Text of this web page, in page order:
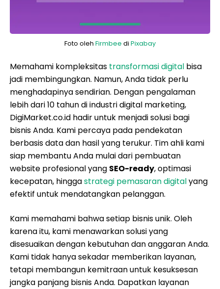
Foto oleh Firmbee di Pixabay
Memahami kompleksitas transformasi digital bisa
jadi membingungkan. Namun, Anda tidak perlu
menghadapinya sendirian. Dengan pengalaman
lebih dari 10 tahun di industri digital marketing,
DigiMarket.co.id hadir untuk menjadi solusi bagi
bisnis Anda. Kami percaya pada pendekatan
berbasis data dan hasil yang terukur. Tim ahli kami
siap membantu Anda mulai dari pembuatan
website profesional yang SEO-ready, optimasi
kecepatan, hinggastrategi pemasaran digitalyang
efektif untuk mendatangkan pelanggan.
Kami memahami bahwa setiap bisnis unik. Oleh
karena itu, kami menawarkan solusi yang
disesuaikan dengan kebutuhan dan anggaran Anda.
Kami tidak hanya sekadar memberikan layanan,
tetapi membangun kemitraan untuk kesuksesan
jangka panjang bisnis Anda. Dapatkan layanan